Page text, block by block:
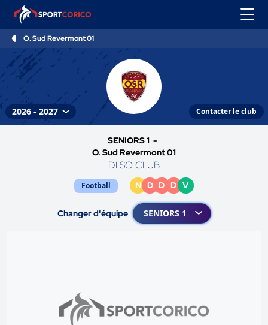
O. Sud Revermont 01
Contacter le club
SENIORS 1 -
O. Sud Revermont 01
D1 SO CLUB
Football N D D D V
Changer d'équipe